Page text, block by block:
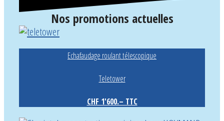
Nos promotions actuelles
Echafaudage roulant télescopique
Teletower
CHF 1'600.– TTC